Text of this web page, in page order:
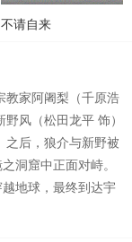
不请自来
教家阿阇梨（千原浩
风（松田龙平 饰）
之后，狼介与新野被
洞窟中正面对峙。
地球，最终到达宇